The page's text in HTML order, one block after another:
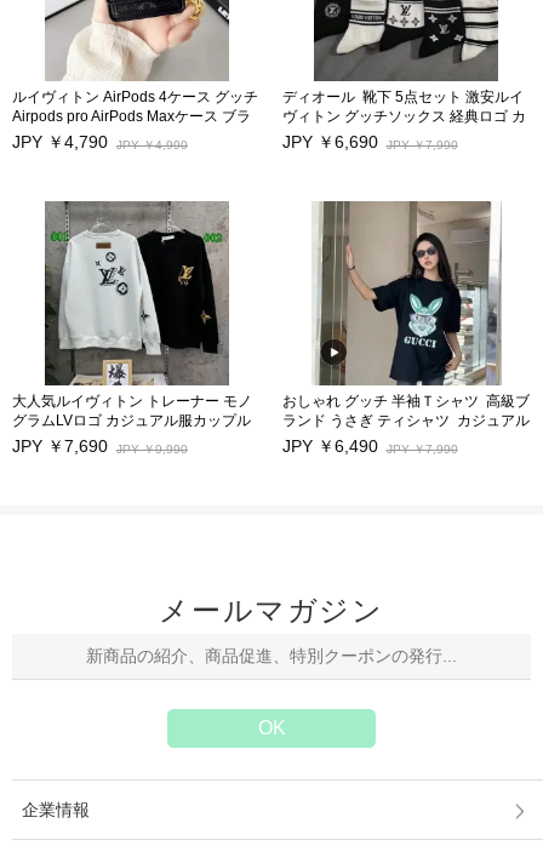
ルイヴィトン AirPods 4ケース グッチ
Airpods pro AirPods Maxケース ブラ
ンド AIRPODS 3収納ケース モノグラ
ム LV エアーポッズプロ airpods pro
JPY ￥4,790 JPY ￥4,990
ディオール 靴下 5点セット 激安ルイ
ヴィトン グッチソックス 経典ロゴ カ
ジュアル 大人気 カップル
JPY ￥6,690 JPY ￥7,990
大人気ルイヴィトン トレーナー モノ
グラムLVロゴ カジュアル服カップル
JPY ￥7,690 JPY ￥9,990
おしゃれ グッチ 半袖Ｔシャツ 高級ブ
ランド うさぎ ティシャツ カジュアル
男女兼用 激安
JPY ￥6,490 JPY ￥7,990
メールマガジン
企業情報